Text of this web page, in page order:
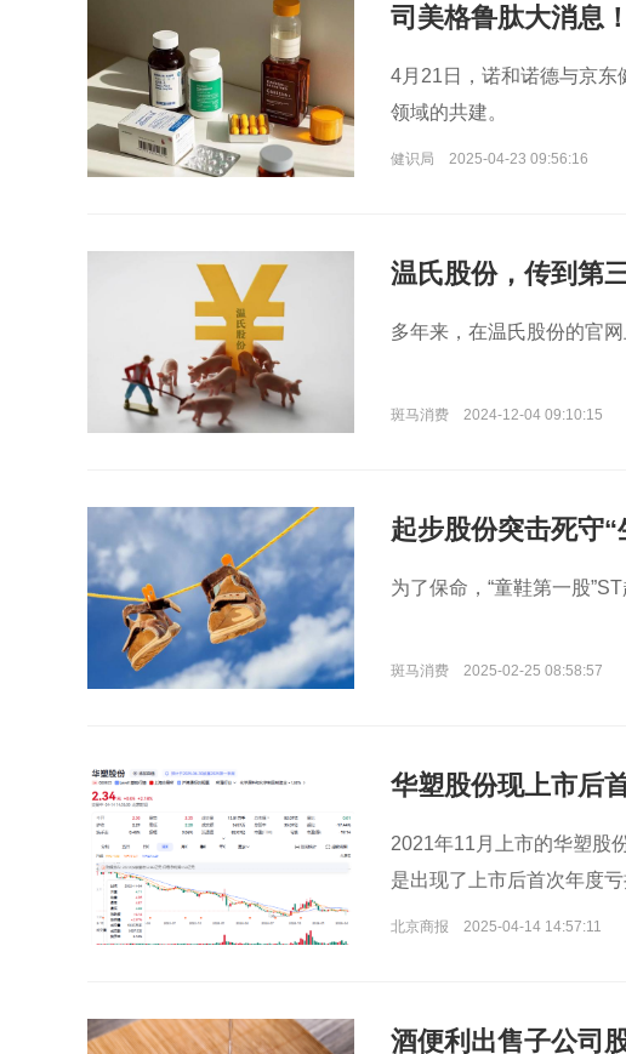
司美格鲁肽大消息
4月21日，诺和诺德与京东
领域的共建。
健识局 2025-04-23 09:56:16
温氏股份，传到第
多年来，在温氏股份的官
斑马消费 2024-12-04 09:10:15
起步股份突击死守“
为了保命，“童鞋第一股
斑马消费 2025-02-25 08:58:57
华塑股份现上市后
2021年11月上市的华塑股
是出现了上市后首次年度亏
北京商报 2025-04-14 14:57:11
酒便利出售子公司